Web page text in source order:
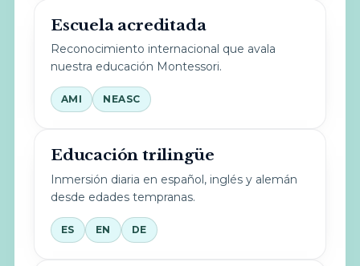
Escuela acreditada
Reconocimiento internacional que avala
nuestra educación Montessori.
AMI NEASC
Educación trilingüe
Inmersión diaria en español, inglés y alemán
desde edades tempranas.
ES EN DE